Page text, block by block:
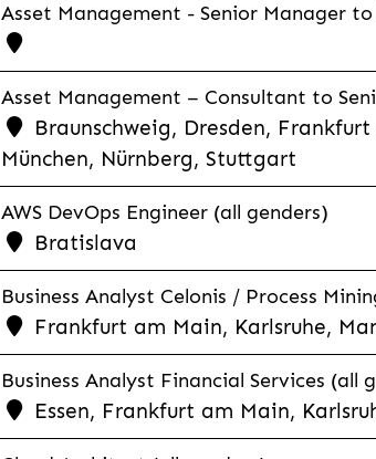
Asset Management - Senior Manager
Asset Management – Consultant to
Braunschweig, Dresden,
München, Nürnberg, Stuttgart
AWS DevOps Engineer (all genders)
Bratislava
Business Analyst Celonis / Process
Frankfurt am Main, Karlsruhe,
Business Analyst Financial Services (all
Essen, Frankfurt am Main,